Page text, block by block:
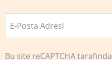
E-Posta Adresi
Bu site reCAPTCHA